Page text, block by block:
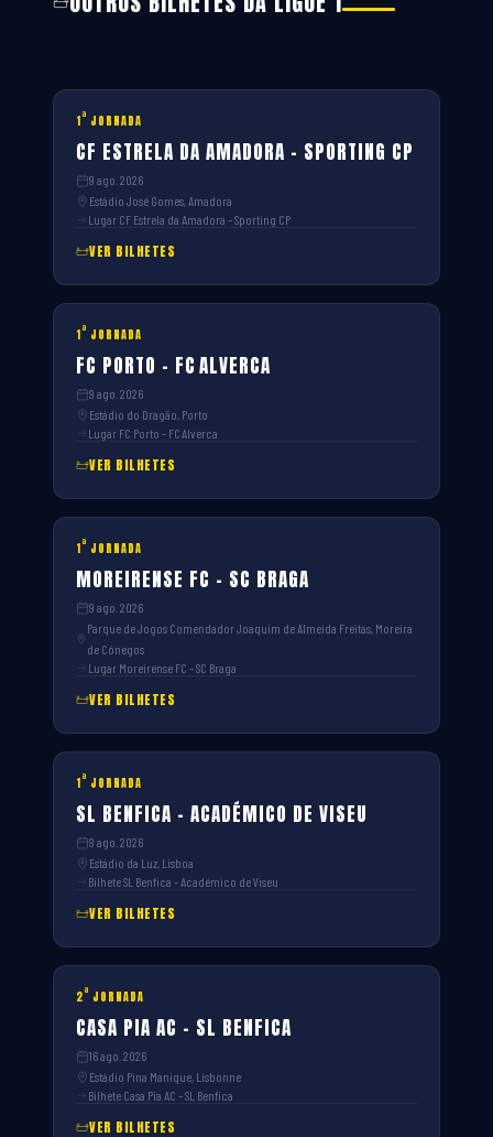
1ª JORNADA
CF ESTRELA DA AMADORA – SPORTING CP
9 ago. 2026
Estádio José Gomes, Amadora
Lugar CF Estrela da Amadora – Sporting CP
VER BILHETES
1ª JORNADA
FC PORTO – FC ALVERCA
9 ago. 2026
Estádio do Dragão, Porto
Lugar FC Porto – FC Alverca
VER BILHETES
1ª JORNADA
MOREIRENSE FC – SC BRAGA
9 ago. 2026
Parque de Jogos Comendador Joaquim de Almeida Freitas, Moreira
de Cónegos
Lugar Moreirense FC – SC Braga
VER BILHETES
1ª JORNADA
SL BENFICA – ACADÉMICO DE VISEU
9 ago. 2026
Estádio da Luz, Lisboa
Bilhete SL Benfica – Académico de Viseu
VER BILHETES
2ª JORNADA
CASA PIA AC – SL BENFICA
16 ago. 2026
Estádio Pina Manique, Lisbonne
Bilhete Casa Pia AC – SL Benfica
VER BILHETES